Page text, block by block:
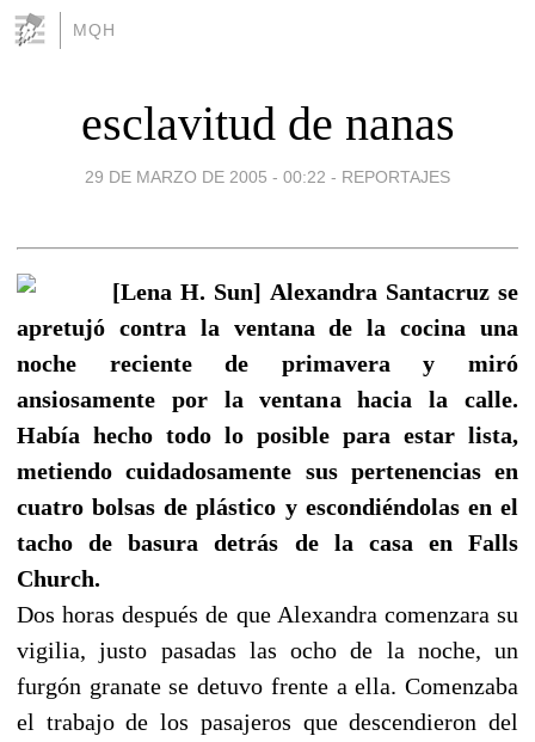
MQH
esclavitud de nanas
29 DE MARZO DE 2005 - 00:22 - REPORTAJES
[Lena H. Sun] Alexandra Santacruz se
apretujó contra la ventana de la cocina una
noche reciente de primavera y miró
ansiosamente por la ventana hacia la calle.
Había hecho todo lo posible para estar lista,
metiendo cuidadosamente sus pertenencias en
cuatro bolsas de plástico y escondiéndolas en el
tacho de basura detrás de la casa en Falls
Church.
Dos horas después de que Alexandra comenzara su
vigilia, justo pasadas las ocho de la noche, un
furgón granate se detuvo frente a ella. Comenzaba
el trabajo de los pasajeros que descendieron del